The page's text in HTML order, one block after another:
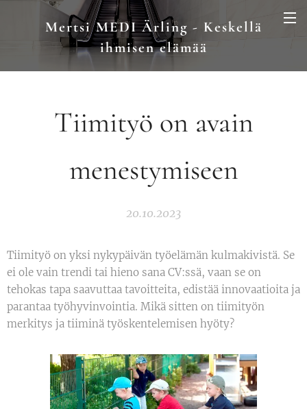
Mertsi MEDI Ärling - Keskellä
ihmisen elämää
Tiimityö on avain
menestymiseen
20.10.2023
Tiimityö on yksi nykypäivän työelämän kulmakivistä. Se
ei ole vain trendi tai hieno sana CV:ssä, vaan se on
tehokas tapa saavuttaa tavoitteita, edistää innovaatioita ja
parantaa työhyvinvointia. Mikä sitten on tiimityön
merkitys ja tiiminä työskentelemisen hyöty?